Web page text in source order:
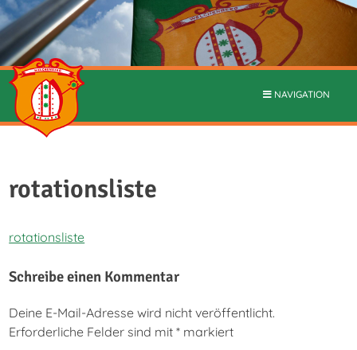
NAVIGATION
rotationsliste
rotationsliste
Schreibe einen Kommentar
Deine E-Mail-Adresse wird nicht veröffentlicht.
Erforderliche Felder sind mit* markiert